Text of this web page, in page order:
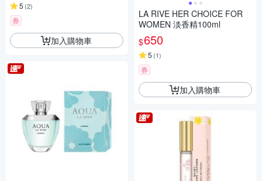
5 (2)
券
加入購物車
LA RIVE HER CHOICE FOR
WOMEN 淡香精100ml
$650
5 (1)
券
加入購物車